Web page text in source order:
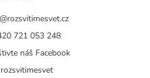
@rozsvitimesvet.cz
721 053 248
náš Facebook
rozsvitimesvet